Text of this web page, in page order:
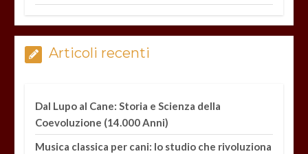
Articoli recenti
Dal Lupo al Cane: Storia e Scienza della
Coevoluzione (14.000 Anni)
Musica classica per cani: lo studio che rivoluziona